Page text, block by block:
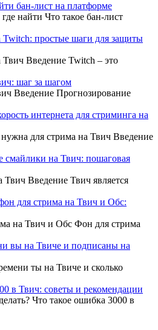
бан-лист на платформе
найти Что такое бан-лист
Twitch: простые шаги для защиты
Твич Введение Twitch – это
шаг за шагом
Введение Прогнозирование
интернета для стриминга на
нужна для стрима на Твич Введение
смайлики на Твич: пошаговая
Введение Твич является
для стрима на Твич и Обс:
на Твич и Обс Фон для стрима
вы на Твиче и подписаны на
ты на Твиче и сколько
в Твич: советы и рекомендации
Что такое ошибка 3000 в